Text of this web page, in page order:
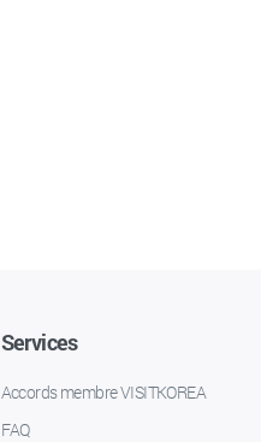
Services
Accords membre VISITKOREA
FAQ